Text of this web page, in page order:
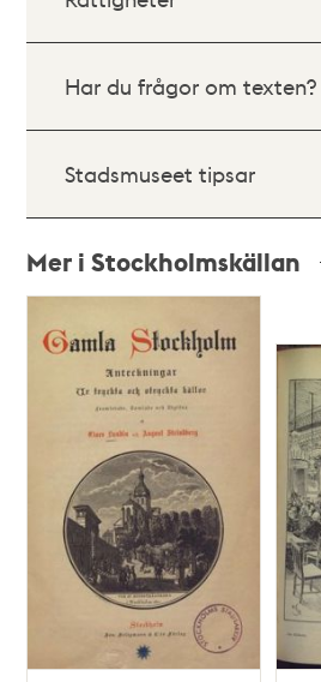
Har du frågor om texten?
Stadsmuseet tipsar
Mer i Stockholmskällan
poster
teman